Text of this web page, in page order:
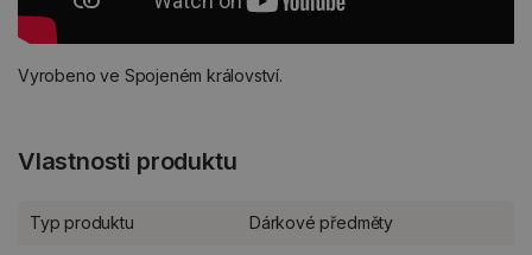
Vyrobeno ve Spojeném království.
Vlastnosti produktu
Typ produktu Dárkové předměty